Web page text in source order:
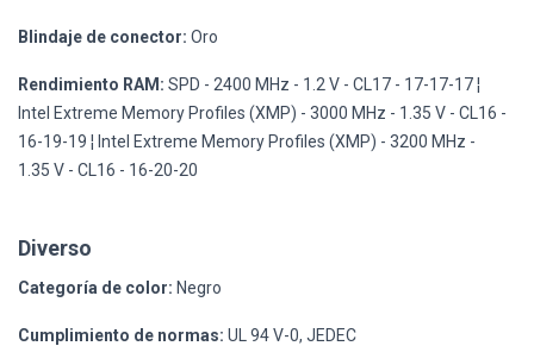
Blindaje de conector: Oro
Rendimiento RAM: SPD - 2400 MHz - 1.2 V - CL17 - 17-17-17 ¦
Intel Extreme Memory Profiles (XMP) - 3000 MHz - 1.35 V - CL16 -
16-19-19 ¦ Intel Extreme Memory Profiles (XMP) - 3200 MHz -
1.35 V - CL16 - 16-20-20
Diverso
Categoría de color: Negro
Cumplimiento de normas: UL 94 V-0, JEDEC